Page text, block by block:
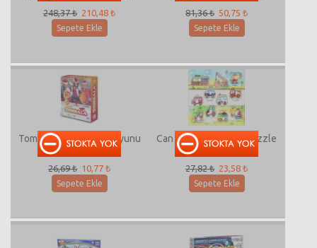
248,37 ₺ 210,48 ₺
Sepete Ekle
81,36 ₺ 50,75 ₺
Sepete Ekle
Tombala Yılbaşı Kutu Oyunu
26,69 ₺ 10,77 ₺
Sepete Ekle
Can Oyuncak Ahşap Puzzle
27,82 ₺ 23,58 ₺
Sepete Ekle